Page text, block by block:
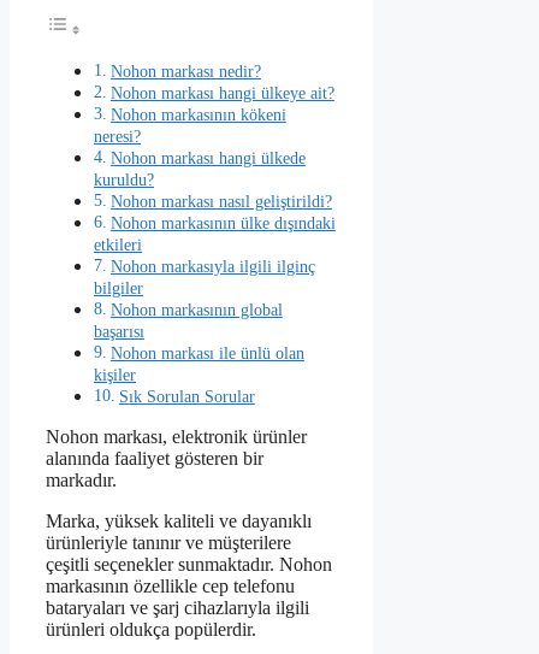
Nohon markası nedir?
Nohon markası hangi ülkeye ait?
Nohon markasının kökeni
neresi?
Nohon markası hangi ülkede
kuruldu?
Nohon markası nasıl geliştirildi?
Nohon markasının ülke dışındaki
etkileri
Nohon markasıyla ilgili ilginç
bilgiler
Nohon markasının global
başarısı
Nohon markası ile ünlü olan
kişiler
Sık Sorulan Sorular
Nohon markası, elektronik ürünler
alanında faaliyet gösteren bir
markadır.
Marka, yüksek kaliteli ve dayanıklı
ürünleriyle tanınır ve müşterilere
çeşitli seçenekler sunmaktadır. Nohon
markasının özellikle cep telefonu
bataryaları ve şarj cihazlarıyla ilgili
ürünleri oldukça popülerdir.